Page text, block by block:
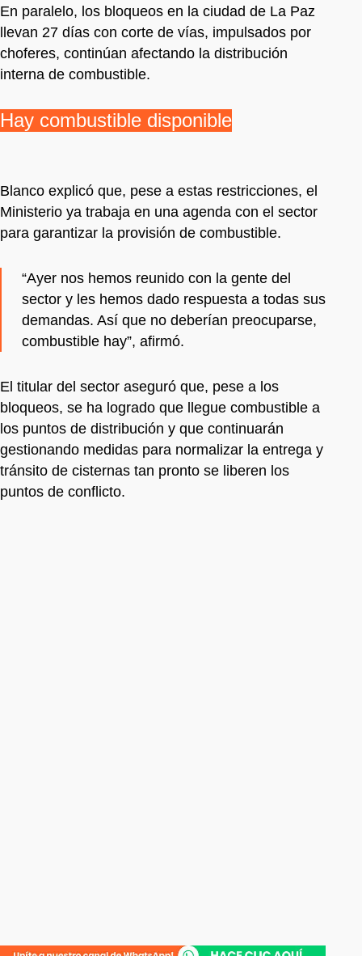
En paralelo, los bloqueos en la ciudad de La Paz
llevan 27 días con corte de vías, impulsados por
choferes, continúan afectando la distribución
interna de combustible.
Hay combustible disponible
Blanco explicó que, pese a estas restricciones, el
Ministerio ya trabaja en una agenda con el sector
para garantizar la provisión de combustible.
“Ayer nos hemos reunido con la gente del
sector y les hemos dado respuesta a todas sus
demandas. Así que no deberían preocuparse,
combustible hay”, afirmó.
El titular del sector aseguró que, pese a los
bloqueos, se ha logrado que llegue combustible a
los puntos de distribución y que continuarán
gestionando medidas para normalizar la entrega y
tránsito de cisternas tan pronto se liberen los
puntos de conflicto.